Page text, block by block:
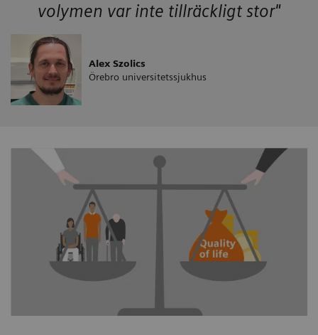
volymen var inte tillräckligt stor"
Alex Szolics
Örebro universitetssjukhus